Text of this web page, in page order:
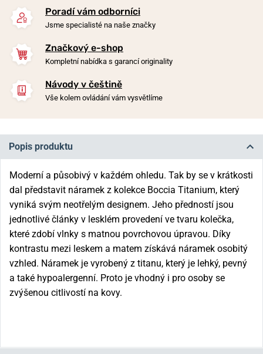
Poradí vám odborníci
Jsme specialisté na naše značky
Značkový e-shop
Kompletní nabídka s garancí originality
Návody v češtině
Vše kolem ovládání vám vysvětlíme
Popis produktu
Moderní a působivý v každém ohledu. Tak by se v krátkosti
dal představit náramek z kolekce Boccia Titanium, který
vyniká svým neotřelým designem. Jeho předností jsou
jednotlivé články v lesklém provedení ve tvaru kolečka,
které zdobí vlnky s matnou povrchovou úpravou. Díky
kontrastu mezi leskem a matem získává náramek osobitý
vzhled. Náramek je vyrobený z titanu, který je lehký, pevný
a také hypoalergenní. Proto je vhodný i pro osoby se
zvýšenou citlivostí na kovy.